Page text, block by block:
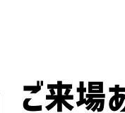
ご来場